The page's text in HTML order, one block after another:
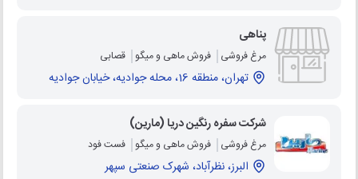
پناهی
مرغ فروشی فروش ماهی و میگو قصابی
تهران، منطقه 16، محله جوادیه، خیابان جوادیه
شرکت سفره رنگین دریا (مارین)
مرغ فروشی فروش ماهی و میگو فست فود
البرز، نظرآباد، شهرک صنعتی سپهر